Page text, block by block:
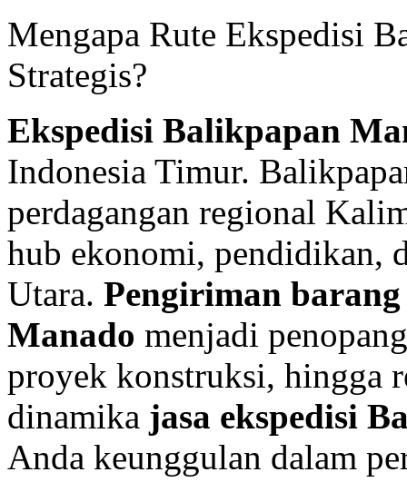
Mengapa Rute Ekspedisi
Strategis?
Ekspedisi Balikpapan
Indonesia Timur.
perdagangan regional
hub ekonomi, pendidikan,
Utara. Pengiriman
Manado menjadi
proyek konstruksi, hingga
dinamika jasa ekspedisi
Anda keunggulan dalam